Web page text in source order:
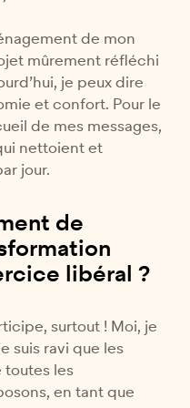
de mon
mûrement réfléchi
je peux dire
et confort. Pour le
de mes messages,
nettoient et
jour.
de
libéral ?
surtout ! Moi, je
suis ravi que les
toutes les
en tant que